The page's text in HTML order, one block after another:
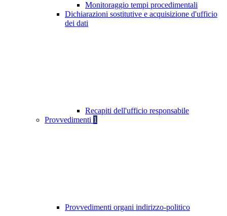
Monitoraggio tempi procedimentali
Dichiarazioni sostitutive e acquisizione d'ufficio
dei dati
Recapiti dell'ufficio responsabile
Provvedimenti 1
Provvedimenti organi indirizzo-politico